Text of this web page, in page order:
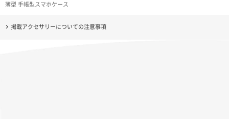
薄型 手帳型スマホケース
掲載アクセサリーについての注意事項